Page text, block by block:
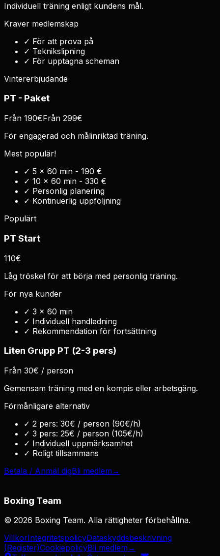
Individuell träning enligt kundens mål.
Kräver medlemskap
✓ För att prova på
✓ Teknikslipning
✓ För upptagna scheman
Vintererbjudande
PT - Paket
Från 190€Från 299€
För engagerad och målinriktad träning.
Mest populär!
✓ 5 x 60 min - 190 €
✓ 10 x 60 min - 330 €
✓ Personlig planering
✓ Kontinuerlig uppföljning
Populärt
PT Start
110€
Låg tröskel för att börja med personlig träning.
För nya kunder
✓ 3 x 60 min
✓ Individuell handledning
✓ Rekommendation för fortsättning
Liten Grupp PT (2-3 pers)
Från 30€ / person
Gemensam träning med en kompis eller arbetsgäng.
Förmånligare alternativ
✓ 2 pers: 30€ / person (90€/h)
✓ 3 pers: 25€ / person (105€/h)
✓ Individuell uppmärksamhet
✓ Roligt tillsammans
Betala / Anmäl digBli medlem→
Boxing Team
© 2026 Boxing Team. Alla rättigheter förbehållna.
VillkorIntegritetspolicyDataskyddsbeskrivning
(Register)CookiepolicyBli medlem→